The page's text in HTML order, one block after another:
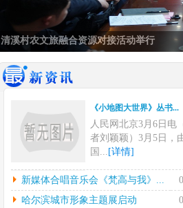
清溪村农文旅融合资源对接活动举行
《小地图大世界》丛书...
人民网北京3月6日电
者刘颖颖）3月5日，
国... [详情]
新媒体合唱音乐会《梵...
中新网上海3月6日电
新媒体合唱音乐会《梵高与我》...
哈尔滨城市形象主题展启动